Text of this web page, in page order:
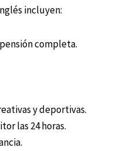
incluyen:
completa.
y deportivas.
las 24 horas.